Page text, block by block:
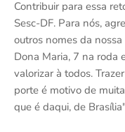
Contribuir para essa
Sesc-DF. Para nós,
outros nomes da
Dona Maria, 7 na roda
valorizar à todos.
porte é motivo de
que é daqui, de